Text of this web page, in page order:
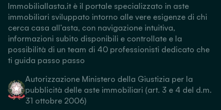
Immobiliallasta.it è il portale specializzato in aste
immobiliari sviluppato intorno alle vere esigenze di chi
cerca casa all’asta, con navigazione intuitiva,
informazioni subito disponibili e controllate e la
possibilità di un team di 40 professionisti dedicato che
ti guida passo passo
Autorizzazione Ministero della Giustizia per la
pubblicità delle aste immobiliari (art. 3 e 4 del d.m.
31 ottobre 2006)